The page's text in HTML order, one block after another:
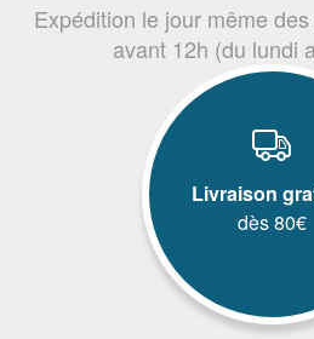
Expédition le jour même
avant 12h (du lundi
Livraison
dès 80€